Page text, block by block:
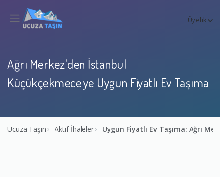
Üyelik
Ağrı Merkez'den İstanbul
Küçükçekmece'ye Uygun Fiyatlı Ev Taşıma
Ucuza Taşın Aktif İhaleler Uygun Fiyatlı Ev Taşıma: Ağrı